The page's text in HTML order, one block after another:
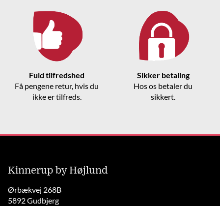
Fuld tilfredshed
Få pengene retur, hvis du
ikke er tilfreds.
Sikker betaling
Hos os betaler du
sikkert.
Kinnerup by Højlund
Ørbækvej 268B
5892 Gudbjerg